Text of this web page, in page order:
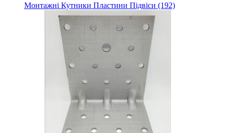
Монтажні Кутники Пластини Підвіси (192)